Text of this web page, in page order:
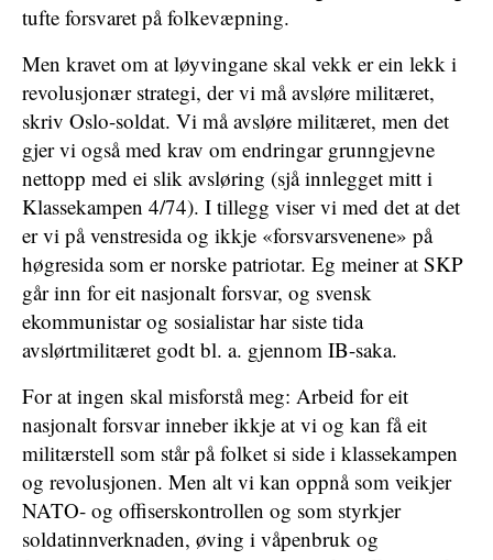
tufte forsvaret på folkevæpning.
Men kravet om at løyvingane skal vekk er ein lekk i
revolusjonær strategi, der vi må avsløre militæret,
skriv Oslo-soldat. Vi må avsløre militæret, men det
gjer vi også med krav om endringar grunngjevne
nettopp med ei slik avsløring (sjå innlegget mitt i
Klassekampen 4/74). I tillegg viser vi med det at det
er vi på venstresida og ikkje «forsvarsvenene» på
høgresida som er norske patriotar. Eg meiner at SKP
går inn for eit nasjonalt forsvar, og svensk
ekommunistar og sosialistar har siste tida
avslørtmilitæret godt bl. a. gjennom IB-saka.
For at ingen skal misforstå meg: Arbeid for eit
nasjonalt forsvar inneber ikkje at vi og kan få eit
militærstell som står på folket si side i klassekampen
og revolusjonen. Men alt vi kan oppnå som veikjer
NATO- og offiserskontrollen og som styrkjer
soldatinnverknaden, øving i våpenbruk og